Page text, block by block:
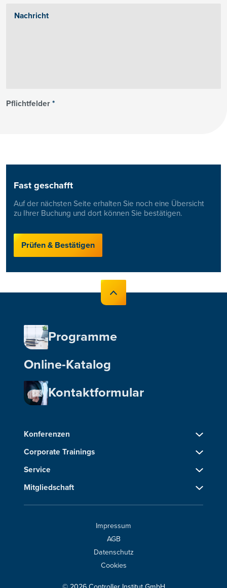
Pflichtfelder*
Fast geschafft
Auf der nächsten Seite erhalten Sie noch eine Übersicht
zu Ihrer Buchung und dort können Sie bestätigen.
Prüfen & Bestätigen
Programme
Online-Katalog
Kontaktformular
Konferenzen
Corporate Trainings
Service
Mitgliedschaft
Impressum
AGB
Datenschutz
Cookies